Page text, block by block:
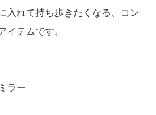
入れて持ち歩きたくなる、コン
イテムです。
ラー